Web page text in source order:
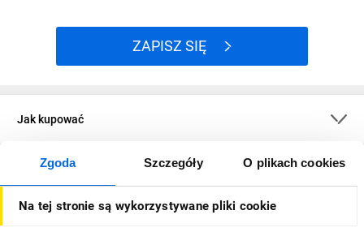
Zgoda Szczegóły O plikach cookies
Na tej stronie są wykorzystywane pliki cookie
ZAPISZ SIĘ
Jak kupować
O firmie